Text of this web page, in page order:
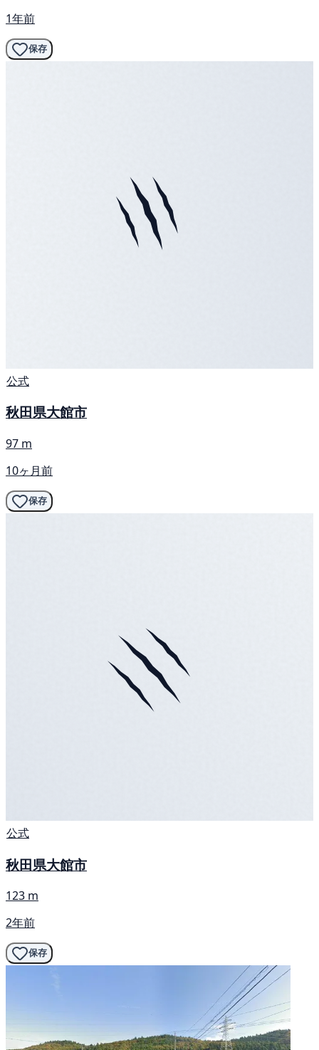
1年前
保存
公式
秋田県大館市
97 m
10ヶ月前
保存
公式
秋田県大館市
123 m
2年前
保存